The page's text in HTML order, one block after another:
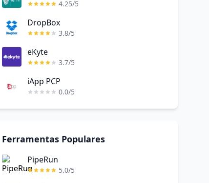
4.25/5
DropBox
3.8/5
eKyte
3.7/5
iApp PCP
0.0/5
Ferramentas Populares
PipeRun
5.0/5